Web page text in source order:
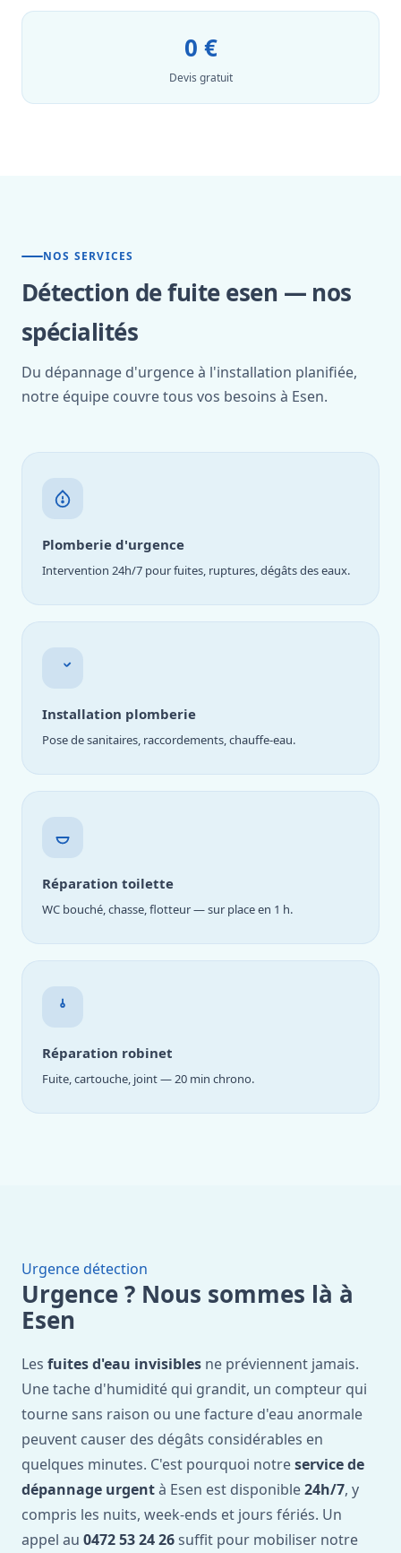
0 €
Devis gratuit
NOS SERVICES
Détection de fuite esen — nos
spécialités
Du dépannage d'urgence à l'installation planifiée,
notre équipe couvre tous vos besoins à Esen.
Plomberie d'urgence
Intervention 24h/7 pour fuites, ruptures, dégâts des eaux.
Installation plomberie
Pose de sanitaires, raccordements, chauffe-eau.
Réparation toilette
WC bouché, chasse, flotteur — sur place en 1 h.
Réparation robinet
Fuite, cartouche, joint — 20 min chrono.
Urgence détection
Urgence ? Nous sommes là à
Esen
Les fuites d'eau invisibles ne préviennent jamais.
Une tache d'humidité qui grandit, un compteur qui
tourne sans raison ou une facture d'eau anormale
peuvent causer des dégâts considérables en
quelques minutes. C'est pourquoi notreservice de
dépannage urgentà Esen est disponible24h/7, y
compris les nuits, week-ends et jours fériés. Un
appel au 0472 53 24 26 suffit pour mobiliser notre